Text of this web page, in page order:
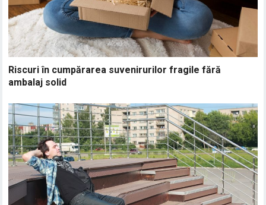
Riscuri în cumpărarea suvenirurilor fragile fără
ambalaj solid